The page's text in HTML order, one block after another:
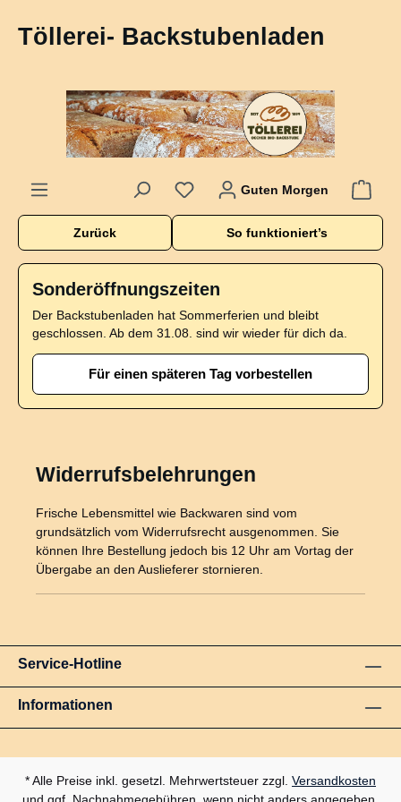
Töllerei- Backstubenladen
Guten Morgen
Zurück So funktioniert’s
Sonderöffnungszeiten
Der Backstubenladen hat Sommerferien und bleibt
geschlossen. Ab dem 31.08. sind wir wieder für dich da.
Für einen späteren Tag vorbestellen
Widerrufsbelehrungen
Frische Lebensmittel wie Backwaren sind vom
grundsätzlich vom Widerrufsrecht ausgenommen. Sie
können Ihre Bestellung jedoch bis 12 Uhr am Vortag der
Übergabe an den Auslieferer stornieren.
Service-Hotline
Informationen
* Alle Preise inkl. gesetzl. Mehrwertsteuer zzgl. Versandkosten
und ggf. Nachnahmegebühren, wenn nicht anders angegeben.